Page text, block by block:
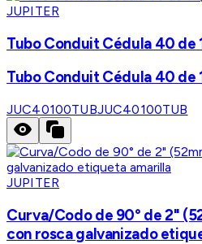
JUPITER
Tubo Conduit Cédula 40 de
Tubo Conduit Cédula 40 de
JUC40100TUBJUC40100TUB
JUPITER
Curva/Codo de 90° de 2"
con rosca galvanizado